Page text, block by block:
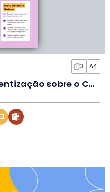
3 A4
Infográfico de Conscientização sobre o Câncer em Slides